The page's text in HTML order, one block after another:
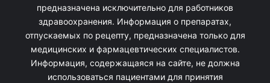
предназначена исключительно для работников
здравоохранения. Информация о препаратах,
отпускаемых по рецепту, предназначена только для
медицинских и фармацевтических специалистов.
Информация, содержащаяся на сайте, не должна
использоваться пациентами для принятия